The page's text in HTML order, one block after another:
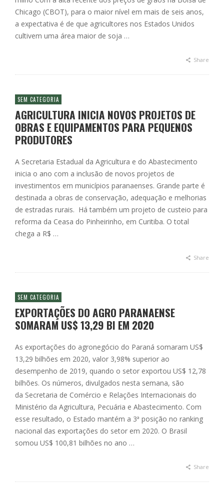
Chicago (CBOT), para o maior nível em mais de seis anos,
a expectativa é de que agricultores nos Estados Unidos
cultivem uma área maior de soja …
Share
SEM CATEGORIA
AGRICULTURA INICIA NOVOS PROJETOS DE
OBRAS E EQUIPAMENTOS PARA PEQUENOS
PRODUTORES
A Secretaria Estadual da Agricultura e do Abastecimento
inicia o ano com a inclusão de novos projetos de
investimentos em municípios paranaenses. Grande parte é
destinada a obras de conservação, adequação e melhorias
de estradas rurais. Há também um projeto de custeio para
reforma da Ceasa do Pinheirinho, em Curitiba. O total
chega a R$ …
Share
SEM CATEGORIA
EXPORTAÇÕES DO AGRO PARANAENSE
SOMARAM US$ 13,29 BI EM 2020
As exportações do agronegócio do Paraná somaram US$
13,29 bilhões em 2020, valor 3,98% superior ao
desempenho de 2019, quando o setor exportou US$ 12,78
bilhões. Os números, divulgados nesta semana, são
da Secretaria de Comércio e Relações Internacionais do
Ministério da Agricultura, Pecuária e Abastecimento. Com
esse resultado, o Estado mantém a 3ª posição no ranking
nacional das exportações do setor em 2020. O Brasil
somou US$ 100,81 bilhões no ano …
Share